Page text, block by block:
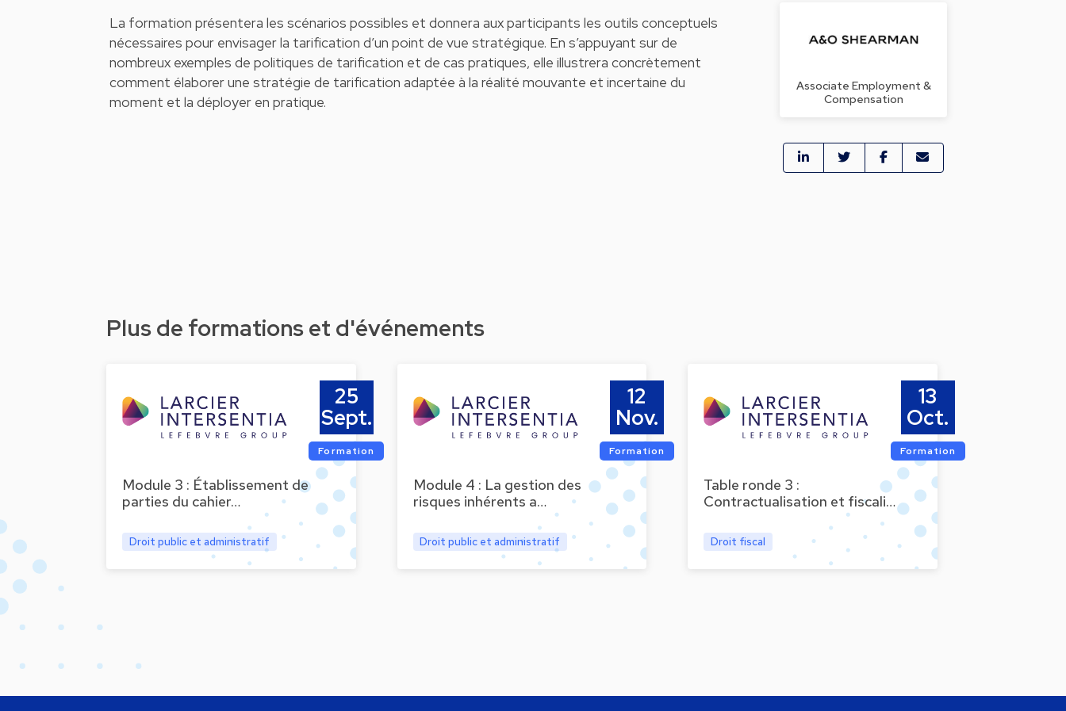
La formation présentera les scénarios possibles et donnera aux participants les outils conceptuels
nécessaires pour envisager la tarification d’un point de vue stratégique. En s’appuyant sur de
nombreux exemples de politiques de tarification et de cas pratiques, elle illustrera concrètement
comment élaborer une stratégie de tarification adaptée à la réalité mouvante et incertaine du
moment et la déployer en pratique.
Associate Employment &
Compensation
Plus de formations et d'événements
Module 3 : Établissement de
parties du cahier…
Droit public et administratif
25
Sept.
Formation
Module 4 : La gestion des
risques inhérents a…
Droit public et administratif
12
Nov.
Formation
Table ronde 3 :
Contractualisation et fiscali…
Droit fiscal
13
Oct.
Formation